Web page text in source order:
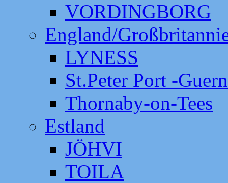
VORDINGBORG
England/
LYNESS
St.Peter Port -
Thornaby-on-Tees
Estland
JÖHVI
TOILA